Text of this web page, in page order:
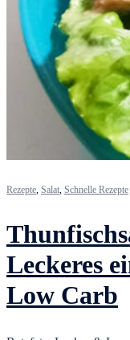
Rezepte, Salat, Schnelle Rezepte
Leckeres
Low Carb